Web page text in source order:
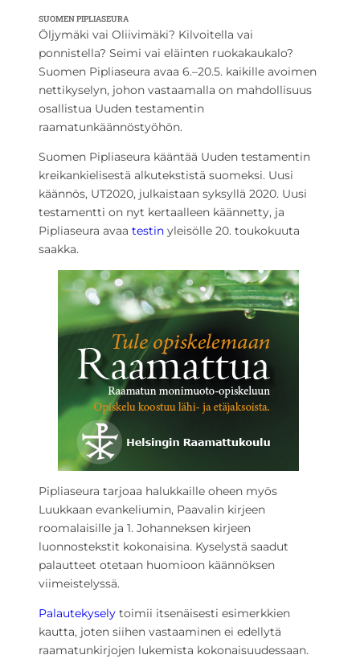
SUOMEN PIPLIASEURA
Öljymäki vai Oliivimäki? Kilvoitella vai
ponnistella? Seimi vai eläinten ruokakaukalo?
Suomen Pipliaseura avaa 6.–20.5. kaikille avoimen
nettikyselyn, johon vastaamalla on mahdollisuus
osallistua Uuden testamentin
raamatunkäännöstyöhön.
Suomen Pipliaseura kääntää Uuden testamentin
kreikankielisestä alkutekstistä suomeksi. Uusi
käännös, UT2020, julkaistaan syksyllä 2020. Uusi
testamentti on nyt kertaalleen käännetty, ja
Pipliaseura avaa testin yleisölle 20. toukokuuta
saakka.
Pipliaseura tarjoaa halukkaille oheen myös
Luukkaan evankeliumin, Paavalin kirjeen
roomalaisille ja 1. Johanneksen kirjeen
luonnostekstit kokonaisina. Kyselystä saadut
palautteet otetaan huomioon käännöksen
viimeistelyssä.
Palautekysely toimii itsenäisesti esimerkkien
kautta, joten siihen vastaaminen ei edellytä
raamatunkirjojen lukemista kokonaisuudessaan.